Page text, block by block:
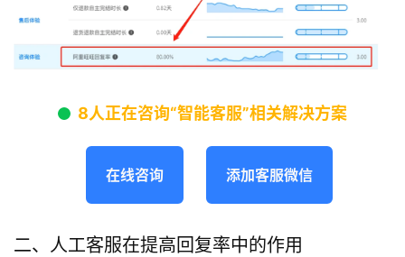
8人正在咨询“智能客服”相关解决方案
在线咨询 添加客服微信
二、人工客服在提高回复率中的作用